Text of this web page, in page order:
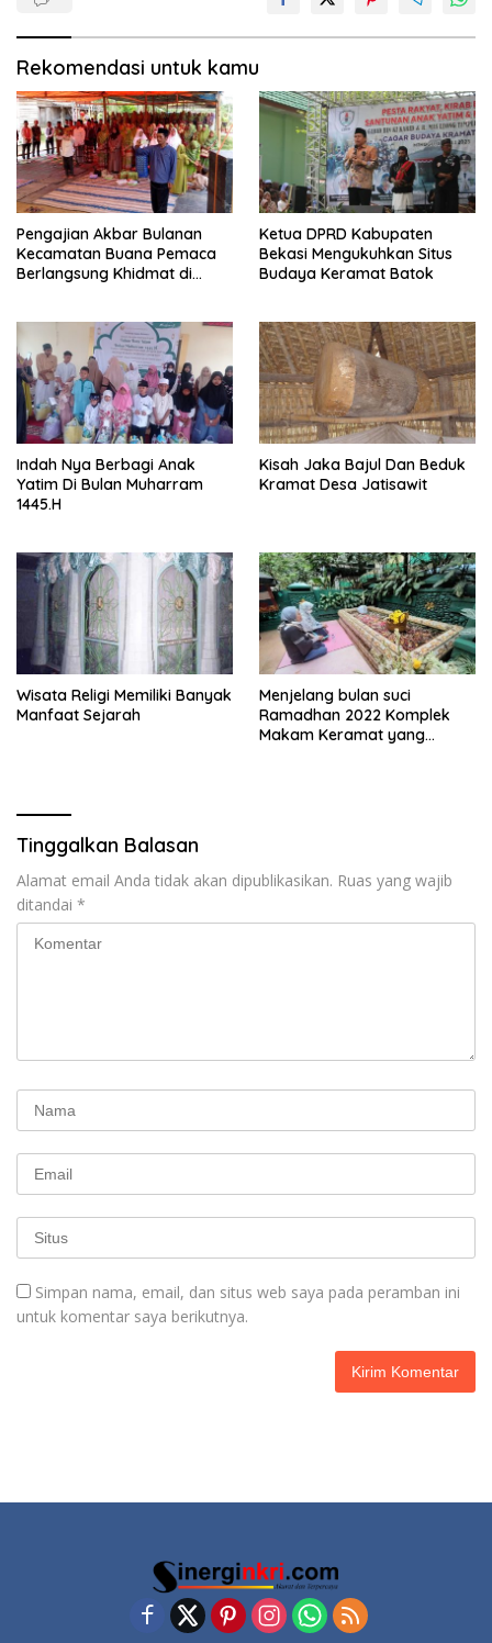
Rekomendasi untuk kamu
Pengajian Akbar Bulanan
Kecamatan Buana Pemaca
Berlangsung Khidmat di
Ketua DPRD Kabupaten
Bekasi Mengukuhkan Situs
Budaya Keramat Batok
Indah Nya Berbagi Anak
Yatim Di Bulan Muharram
1445.H
Kisah Jaka Bajul Dan Beduk
Kramat Desa Jatisawit
Wisata Religi Memiliki Banyak
Manfaat Sejarah
Menjelang bulan suci
Ramadhan 2022 Komplek
Makam Keramat yang
Tinggalkan Balasan
Alamat email Anda tidak akan dipublikasikan. Ruas yang wajib
ditandai *
Simpan nama, email, dan situs web saya pada peramban ini
untuk komentar saya berikutnya.